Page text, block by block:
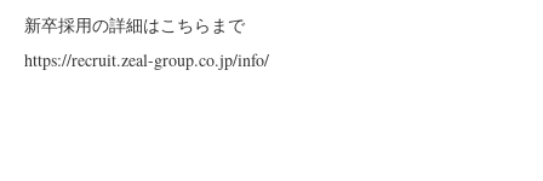
新卒採用の詳細はこちらまで
https://recruit.zeal-group.co.jp/info/